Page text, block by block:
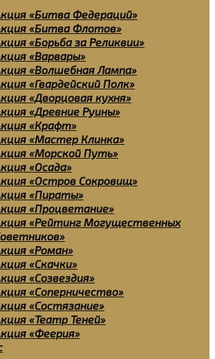
«Битва Федераций»
«Битва Флотов»
«Борьба за Реликвии»
«Варвары»
«Волшебная Лампа»
«Гвардейский Полк»
«Дворцовая кухня»
«Древние Руины»
«Крафт»
«Мастер Клинка»
«Морской Путь»
«Осада»
«Остров Сокровищ»
«Пираты»
«Процветание»
«Рейтинг Могущественных
«Роман»
«Скачки»
«Созвездия»
«Соперничество»
«Состязание»
«Театр Теней»
«Феерия»